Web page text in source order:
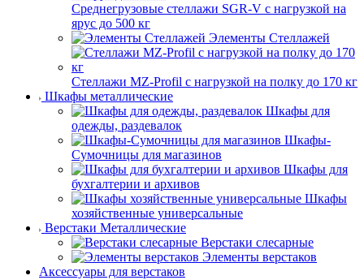
Среднегрузовые стеллажи SGR-V с нагрузкой на
ярус до 500 кг
Элементы Стеллажей
Стеллажи MZ-Profil с нагрузкой на полку до 170 кг
Шкафы металлические
Шкафы для
одежды, раздевалок
Шкафы-
Сумочницы для магазинов
Шкафы для
бухгалтерии и архивов
Шкафы
хозяйственные универсальные
Верстаки Металлические
Верстаки слесарные
Элементы верстаков
Аксессуары для верстаков